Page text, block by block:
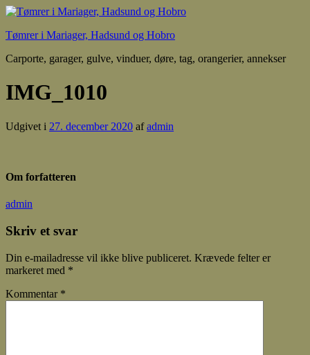
Tømrer i Mariager, Hadsund og Hobro
Carporte, garager, gulve, vinduer, døre, tag, orangerier, annekser
IMG_1010
Udgivet i 27. december 2020 afadmin
Om forfatteren
admin
Skriv et svar
Din e-mailadresse vil ikke blive publiceret. Krævede felter er
markeret med *
Kommentar *